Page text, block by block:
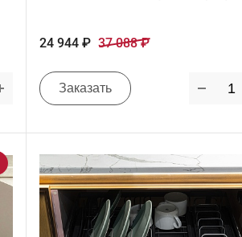
24 944 ₽ 37 088 ₽
Заказать